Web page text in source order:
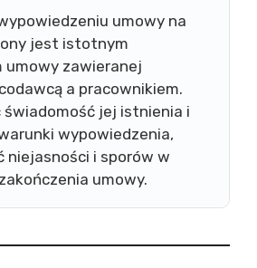
umowy na
jest istotnym
umowy zawieranej
a pracownikiem.
świadomość jej istnienia i
wypowiedzenia,
niejasności i sporów w
umowy.